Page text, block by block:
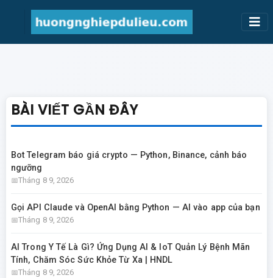
BÀI VIẾT GẦN ĐÂY
Bot Telegram báo giá crypto — Python, Binance, cảnh báo
ngưỡng
Tháng 8 9, 2026
Gọi API Claude và OpenAI bằng Python — AI vào app của bạn
Tháng 8 9, 2026
AI Trong Y Tế Là Gì? Ứng Dụng AI & IoT Quản Lý Bệnh Mãn
Tính, Chăm Sóc Sức Khỏe Từ Xa | HNDL
Tháng 8 9, 2026